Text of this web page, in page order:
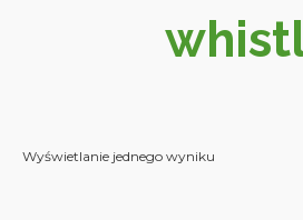
Wyświetlanie jednego wyniku